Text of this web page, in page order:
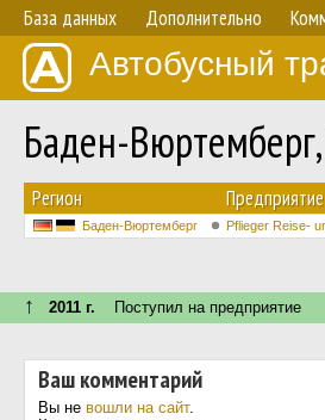
База данных Дополнительно
Автобусный
Баден-
Регион Предприятие
Баден-Вюртемберг Pflieger Reise-
↑ 2011 г. Поступил на предприятие
Ваш комментарий
Вы не вошли на сайт.